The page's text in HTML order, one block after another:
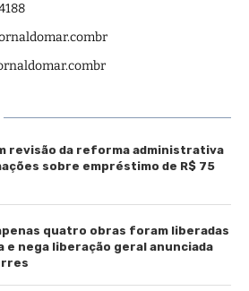
revisão da reforma administrativa
sobre empréstimo de R$ 75
quatro obras foram liberadas
e nega liberação geral anunciada